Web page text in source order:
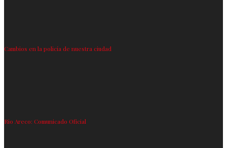
Cambios en la policía de nuestra ciudad
Rio Areco: Comunicado Oficial